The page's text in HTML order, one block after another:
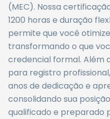
(MEC). Nossa
1200 horas e duração
permite que você
transformando o que
credencial formal. Além
para registro
anos de dedicação e
consolidando sua
qualificado e preparado